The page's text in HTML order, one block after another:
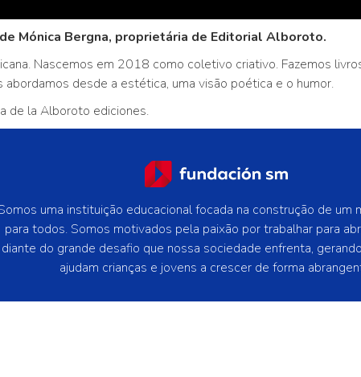
Mónica Bergna, proprietária de Editorial Alboroto.
Nascemos em 2018 como coletivo criativo. Fazemos
desde a estética, uma visão poética e o humor.
de la Alboroto ediciones.
uma instituição educacional focada na construção de um
para todos. Somos motivados pela paixão por trabalhar para
diante do grande desafio que nossa sociedade enfrenta,
ajudam crianças e jovens a crescer de forma